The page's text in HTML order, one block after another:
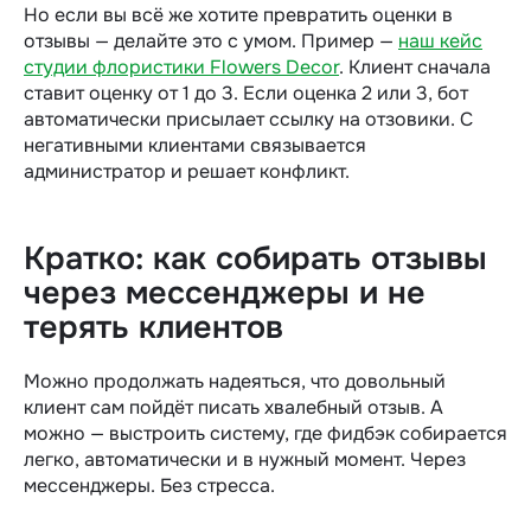
Но если вы всё же хотите превратить оценки в
отзывы — делайте это с умом. Пример — наш кейс
студии флористики Flowers Decor. Клиент сначала
ставит оценку от 1 до 3. Если оценка 2 или 3, бот
автоматически присылает ссылку на отзовики. С
негативными клиентами связывается
администратор и решает конфликт.
Кратко: как собирать отзывы
через мессенджеры и не
терять клиентов
Можно продолжать надеяться, что довольный
клиент сам пойдёт писать хвалебный отзыв. А
можно — выстроить систему, где фидбэк собирается
легко, автоматически и в нужный момент. Через
мессенджеры. Без стресса.